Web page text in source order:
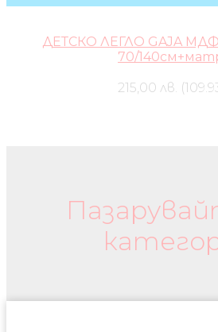
ДЕТСКО ЛЕГЛО GAJA
70/
215,00 лв.